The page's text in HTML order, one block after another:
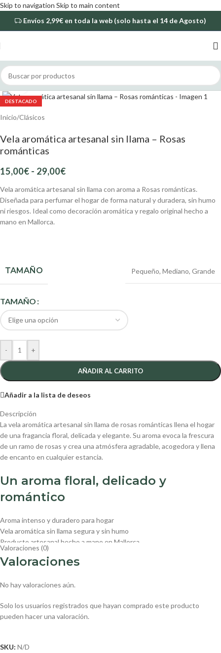
Skip to navigation Skip to main content
Envíos 2,99€ en toda la web (solo hasta el 14 de Agosto)
DESTACADO
Haga Click para agrandar
Inicio/Clásicos
Vela aromática artesanal sin llama – Rosas
románticas
15,00€ - 29,00€
Vela aromática artesanal sin llama con aroma a Rosas románticas.
Diseñada para perfumar el hogar de forma natural y duradera, sin humo
ni riesgos. Ideal como decoración aromática y regalo original hecho a
mano en Mallorca.
TAMAÑO Pequeño, Mediano, Grande
TAMAÑO
- +
AÑADIR AL CARRITO
Añadir a la lista de deseos
Descripción
La vela aromática artesanal sin llama de rosas románticas llena el hogar
de una fragancia floral, delicada y elegante. Su aroma evoca la frescura
de un ramo de rosas y crea una atmósfera agradable, acogedora y llena
de encanto en cualquier estancia.
Un aroma floral, delicado y
romántico
Aroma intenso y duradero para hogar
Vela aromática sin llama segura y sin humo
Producto artesanal hecho a mano en Mallorca
Ideal como regalo original y decoración aromática
Fragancia natural para salón, dormitorio o baño
Mediano: (Alto:9 cm, Diametro:11 cm)
Grande: (Alto:11 cm,Diametro:12 cm)
Valoraciones (0)
Valoraciones
No hay valoraciones aún.
Solo los usuarios registrados que hayan comprado este producto
pueden hacer una valoración.
SKU: N/D